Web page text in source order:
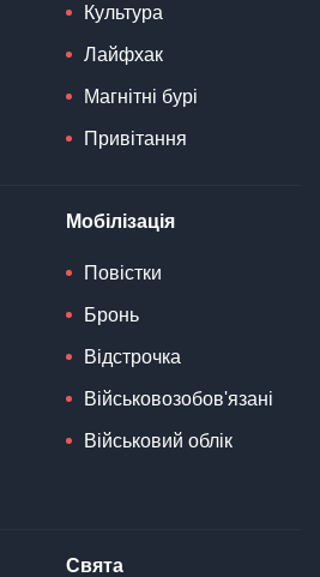
Культура
Лайфхак
Магнітні бурі
Привітання
Мобілізація
Повістки
Бронь
Відстрочка
Військовозобов'язані
Військовий облік
Свята